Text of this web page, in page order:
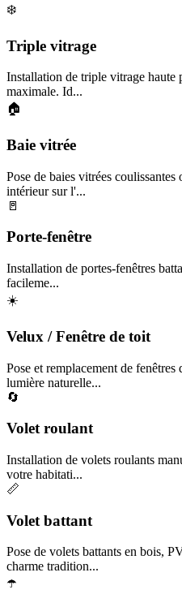
❄️
Triple vitrage
Installation de triple vitrage haute
maximale. Id...
🏠
Baie vitrée
Pose de baies vitrées
intérieur sur l'...
🚪
Porte-fenêtre
Installation de portes-fenêtres
facileme...
☀️
Velux / Fenêtre de toit
Pose et remplacement de
lumière naturelle...
🔄
Volet roulant
Installation de volets roulants
votre habitati...
📏
Volet battant
Pose de volets battants en bois,
charme tradition...
☂️